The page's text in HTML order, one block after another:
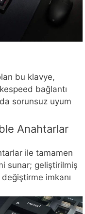
bu klavye,
bağlantı
sorunsuz uyum
Anahtarlar
ile tamamen
sunar; geliştirilmiş
imkanı